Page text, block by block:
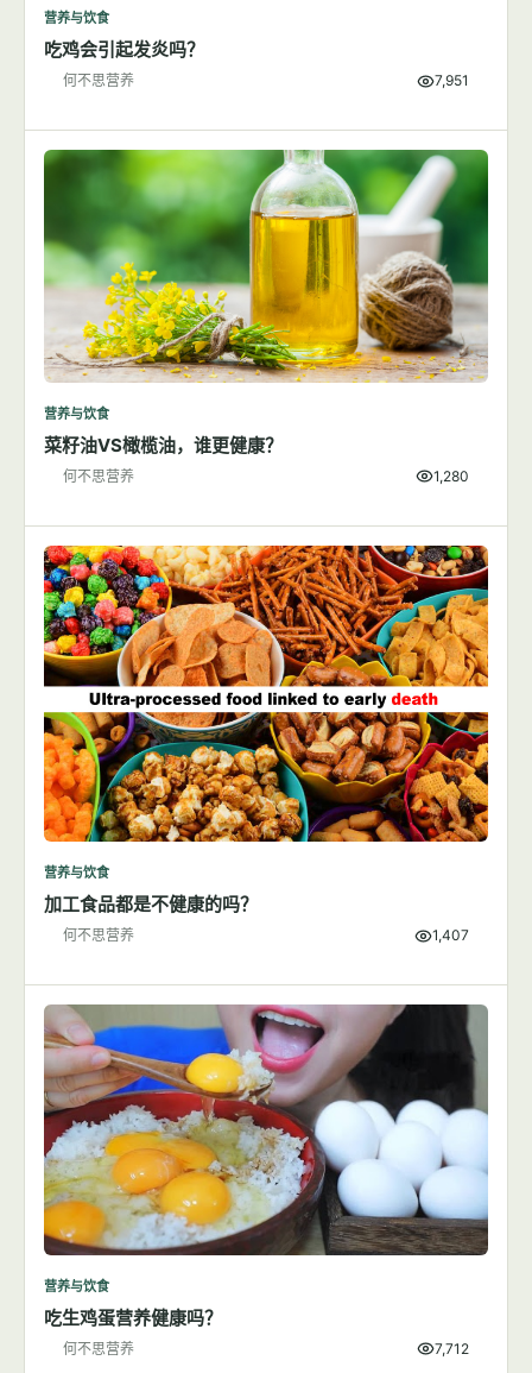
营养与饮食
吃鸡会引起发炎吗？
何不思营养 7,951
营养与饮食
菜籽油VS橄榄油，谁更健康？
何不思营养 1,280
营养与饮食
加工食品都是不健康的吗？
何不思营养 1,407
营养与饮食
吃生鸡蛋营养健康吗？
何不思营养 7,712